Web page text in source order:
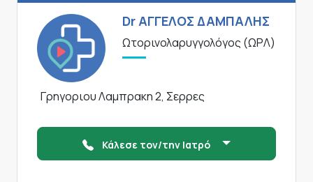
Dr ΑΓΓΕΛΟΣ ΔΑΜΠΑΛΗΣ
Ωτορινολαρυγγολόγος (ΩΡΛ)
Γρηγοριου Λαμπρακη 2, Σερρες
Κάλεσε τον/την Ιατρό